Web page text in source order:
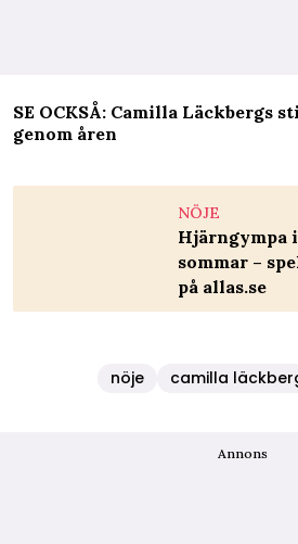
SE OCKSÅ: Camilla Läckbergs
genom åren
NÖJE
Hjärngympa
sommar –
på allas.se
nöje camilla
Annons